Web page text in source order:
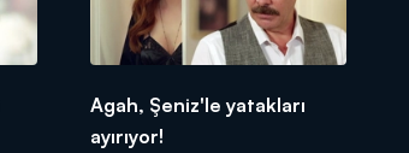
Agah, Şeniz'le yatakları
ayırıyor!